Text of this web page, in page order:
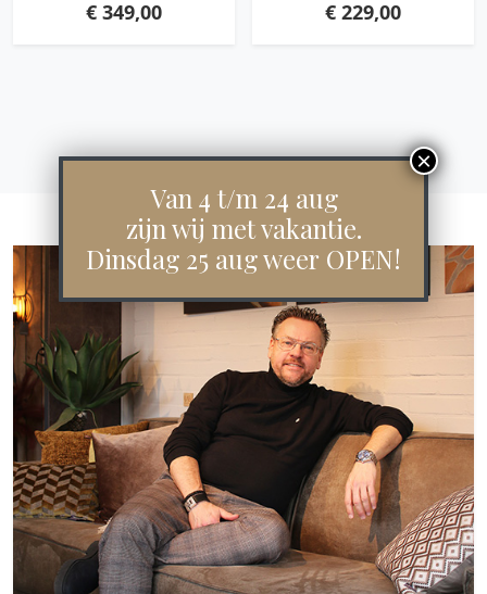
€349,00 € 229,00
Van 4 t/m 24 aug
zijn wij met vakantie.
Dinsdag 25 aug weer OPEN!